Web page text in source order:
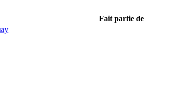
Fait partie de